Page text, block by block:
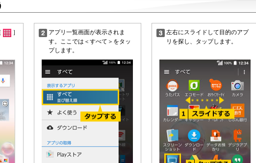
］
アプリ一覧画面が表示されま
す。ここでは＜すべて＞をタッ
プします。
左右にスライドして目的のアプ
リを探し、タップします。